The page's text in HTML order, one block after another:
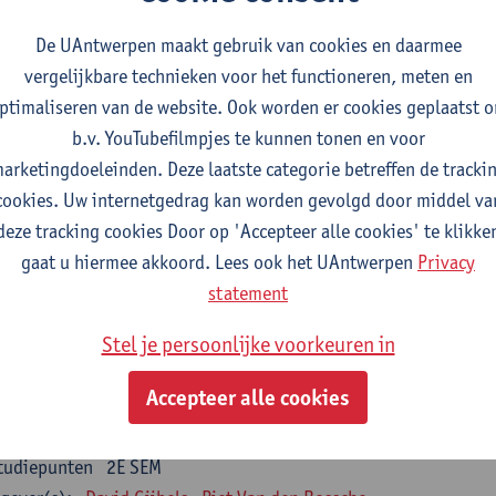
Psychology
2E SEM
studiepunten
Katrien Maldoy Konrad Rudnicki
en crossmedialiteit
1E SEM
Steve Paulussen
Communicatie
cluster opleidings- en onderwijswetenschappen
2E SEM
De UAntwerpen maakt gebruik van cookies en daarmee
vergelijkbare technieken voor het functioneren, meten en
van de website. Ook worden er cookies geplaatst
b.v. YouTubefilmpjes te kunnen tonen en voor
Deze laatste categorie betreffen de
Uw internetgedrag kan worden gevolgd door middel
tracking cookies Door op 'Accepteer alle cookies' te
gaat u hiermee akkoord. Lees ook het UAntwerpen Privacy
statement
Stel je persoonlijke voorkeuren in
Accepteer alle cookies